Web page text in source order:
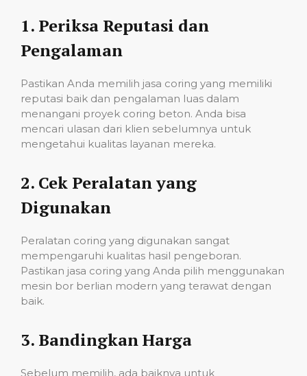
1. Periksa Reputasi dan
Pengalaman
Pastikan Anda memilih jasa coring yang memiliki
reputasi baik dan pengalaman luas dalam
menangani proyek coring beton. Anda bisa
mencari ulasan dari klien sebelumnya untuk
mengetahui kualitas layanan mereka.
2. Cek Peralatan yang
Digunakan
Peralatan coring yang digunakan sangat
mempengaruhi kualitas hasil pengeboran.
Pastikan jasa coring yang Anda pilih menggunakan
mesin bor berlian modern yang terawat dengan
baik.
3. Bandingkan Harga
Sebelum memilih, ada baiknya untuk